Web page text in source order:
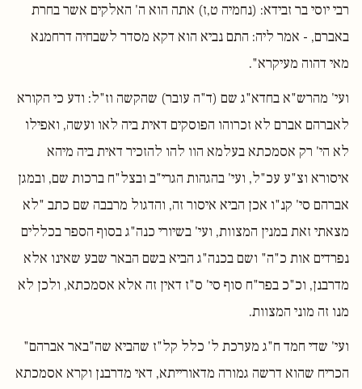
רבי יוסי בר זבידא: (נחמיה ט,ז) אתה הוא ה' האלקים אשר בחרת
באברם, - אמר ליה: התם נביא הוא דקא מסדר לשבחיה דרחמנא
מאי דהוה מעיקרא".
ועי' מהרש"א בחדא"ג שם (ד"ה עובר) שהקשה וז"ל: ודע כי הקורא
לאברהם אברם לא זכרוהו הפוסקים דאית ביה לאו ועשה, ואפילו
לא הי' רק אסמכתא בעלמא הוו להו להזכיר דאית ביה מיהא
איסורא וצ"ע עכ"ל, ועי' בהגהות הגרי"ב ובצל"ח ברכות שם, ובמגן
אברהם סי' קנ"ו אכן הביא איסור זה, והדגול מרבבה שם כתב "לא
מצאתי זאת במנין המצוות, ועי' בשיורי כנה"ג בסוף הספר בכללים
נפרדים אות כ"ה" ושם בכנה"ג הביא בשם הבאר שבע שאינו אלא
מדרבנן, וכ"כ בפר"ח סוף סי' ס"ז דאין זה אלא אסמכתא, ולכן לא
מנו זה מוני המצוות.
ועי' שדי חמד ח"ג מערכת ל' כלל קל"ז שהביא שה"באר אברהם"
הכריח שהוא דרשה גמורה מדאורייתא, דאי מדרבנן וקרא אסמכתא